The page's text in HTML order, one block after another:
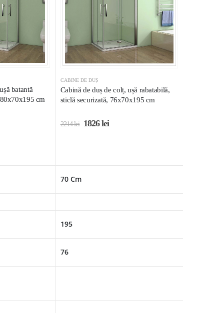
batantă
cm
CABINE DE DUȘ
Cabină de duș de colț, ușă rabatabilă,
sticlă securizată, 76x70x195 cm
2214lei 1826lei
70 Cm
195
76